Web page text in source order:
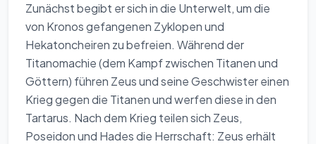
Zunächst begibt er sich in die Unterwelt, um die
von Kronos gefangenen Zyklopen und
Hekatoncheiren zu befreien. Während der
Titanomachie (dem Kampf zwischen Titanen und
Göttern) führen Zeus und seine Geschwister einen
Krieg gegen die Titanen und werfen diese in den
Tartarus. Nach dem Krieg teilen sich Zeus,
Poseidon und Hades die Herrschaft: Zeus erhält